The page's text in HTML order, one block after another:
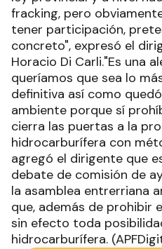
fracking, pero
tener participación,
concreto", expresó el
Horacio Di Carli."Es una
queríamos que sea lo
definitiva así como
ambiente porque sí
cierra las puertas a la
hidrocarburífera con
agregó el dirigente que
debate de comisión de
la asamblea entrerriana
que, además de prohibir
sin efecto toda
hidrocarburífera.